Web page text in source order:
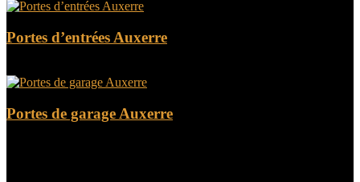
Portes d’entrées Auxerre
Portes de garage Auxerre